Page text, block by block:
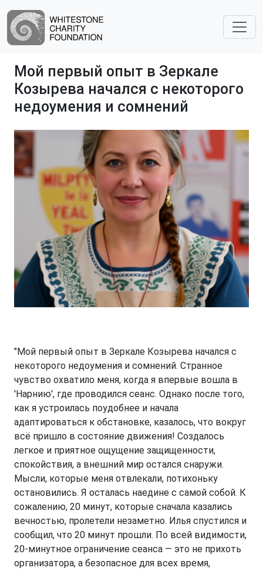
Мой первый опыт в Зеркале
Козырева начался с некоторого
недоумения и сомнений
"Мой первый опыт в Зеркале Козырева начался с
некоторого недоумения и сомнений. Странное
чувство охватило меня, когда я впервые вошла в
'Нарнию', где проводился сеанс. Однако после того,
как я устроилась поудобнее и начала
адаптироваться к обстановке, казалось, что вокруг
всё пришло в состояние движения! Создалось
легкое и приятное ощущение защищенности,
спокойствия, а внешний мир остался снаружи.
Мысли, которые меня отвлекали, потихоньку
остановились. Я осталась наедине с самой собой. К
сожалению, 20 минут, которые сначала казались
вечностью, пролетели незаметно. Илья спустился и
сообщил, что 20 минут прошли. По всей видимости,
20-минутное ограничение сеанса — это не прихоть
организатора, а безопасное для всех время,